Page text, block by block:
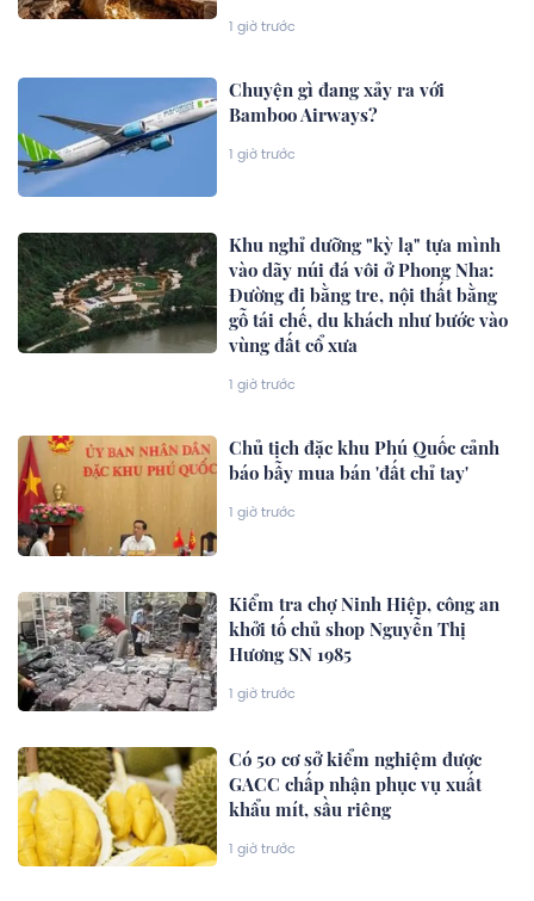
1 giờ trước
Chuyện gì đang xảy ra với
Bamboo Airways?
1 giờ trước
Khu nghỉ dưỡng "kỳ lạ" tựa mình
vào dãy núi đá vôi ở Phong Nha:
Đường đi bằng tre, nội thất bằng
gỗ tái chế, du khách như bước vào
vùng đất cổ xưa
1 giờ trước
Chủ tịch đặc khu Phú Quốc cảnh
báo bẫy mua bán 'đất chỉ tay'
1 giờ trước
Kiểm tra chợ Ninh Hiệp, công an
khởi tố chủ shop Nguyễn Thị
Hương SN 1985
1 giờ trước
Có 50 cơ sở kiểm nghiệm được
GACC chấp nhận phục vụ xuất
khẩu mít, sầu riêng
1 giờ trước